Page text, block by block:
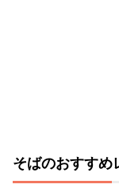
そばのおすすめ